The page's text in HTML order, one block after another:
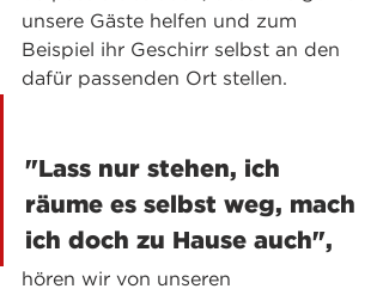
unsere Gäste helfen und zum
Beispiel ihr Geschirr selbst an den
dafür passenden Ort stellen.
"Lass nur stehen, ich
räume es selbst weg, mach
ich doch zu Hause auch",
hören wir von unseren